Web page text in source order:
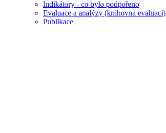
Indikátory - co bylo podpořeno
Evaluace a analýzy (knihovna evaluací)
Publikace